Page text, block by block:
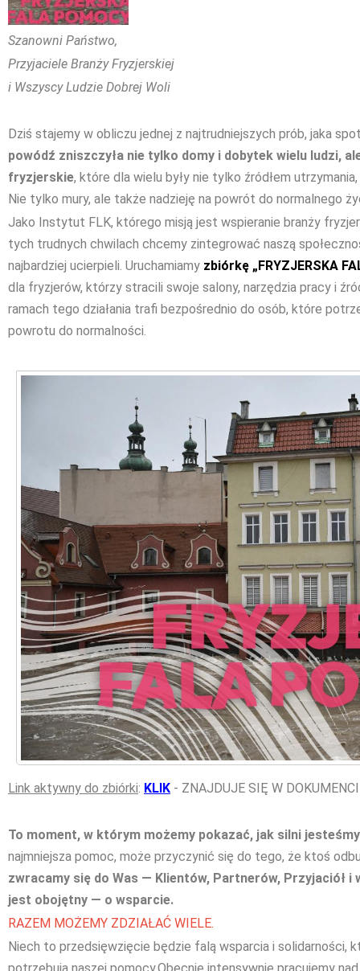
Szanowni Państwo,
Przyjaciele Branży Fryzjerskiej
i Wszyscy Ludzie Dobrej Woli
Dziś stajemy w obliczu jednej z najtrudniejszych prób, jaka
powódź zniszczyła nie tylko domy i dobytek wielu ludzi,
fryzjerskie, które dla wielu były nie tylko źródłem
Nie tylko mury, ale także nadzieję na powrót do normalnego
Jako Instytut FLK, którego misją jest wspieranie branży
tych trudnych chwilach chcemy zintegrować naszą
najbardziej ucierpieli. Uruchamiamy zbiórkę „FRYZJERSKA
dla fryzjerów, którzy stracili swoje salony, narzędzia pracy i
ramach tego działania trafi bezpośrednio do osób, które
powrotu do normalności.
Link aktywny do zbiórki: KLIK - ZNAJDUJE SIĘ W
To moment, w którym możemy pokazać, jak silni
najmniejsza pomoc, może przyczynić się do tego, że ktoś
zwracamy się do Was — Klientów, Partnerów, Przyjaciół
jest obojętny — o wsparcie.
RAZEM MOŻEMY ZDZIAŁAĆ WIELE.
Niech to przedsięwzięcie będzie falą wsparcia i solidarności,